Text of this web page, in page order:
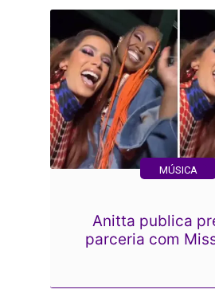
MÚSICA
Anitta publica
parceria com